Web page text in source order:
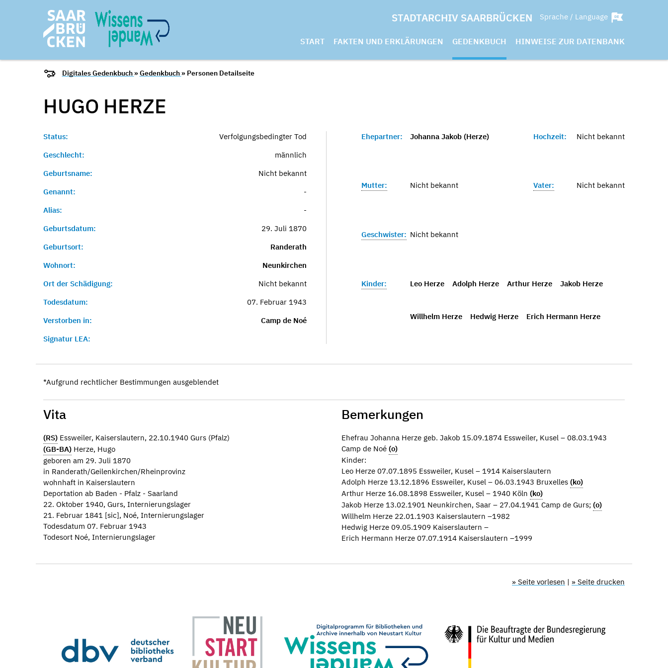
STADTARCHIV SAARBRÜCKEN Sprache / Language
START FAKTEN UND ERKLÄRUNGEN GEDENKBUCH HINWEISE ZUR DATENBANK
Digitales Gedenkbuch »Gedenkbuch » Personen Detailseite
HUGO HERZE
Status:
Verfolgungsbedingter Tod
Geschlecht:
männlich
Geburtsname:
Nicht bekannt
Genannt:
-
Alias:
-
Geburtsdatum:
29. Juli 1870
Geburtsort:
Randerath
Wohnort:
Neunkirchen
Ort der Schädigung:
Nicht bekannt
Todesdatum:
07. Februar 1943
Verstorben in:
Camp de Noé
Signatur LEA:
Ehepartner: Johanna Jakob (Herze) Hochzeit: Nicht bekannt
Mutter: Nicht bekannt Vater: Nicht bekannt
Geschwister: Nicht bekannt
Kinder: Leo Herze Adolph Herze Arthur Herze Jakob Herze
Willhelm Herze Hedwig Herze Erich Hermann Herze
*Aufgrund rechtlicher Bestimmungen ausgeblendet
Vita
(RS) Essweiler, Kaiserslautern, 22.10.1940 Gurs (Pfalz)
(GB-BA) Herze, Hugo
geboren am 29. Juli 1870
in Randerath/Geilenkirchen/Rheinprovinz
wohnhaft in Kaiserslautern
Deportation ab Baden - Pfalz - Saarland
22. Oktober 1940, Gurs, Internierungslager
21. Februar 1841 [sic], Noé, Internierungslager
Todesdatum 07. Februar 1943
Todesort Noé, Internierungslager
Bemerkungen
Ehefrau Johanna Herze geb. Jakob 15.09.1874 Essweiler, Kusel – 08.03.1943
Camp de Noé (o)
Kinder:
Leo Herze 07.07.1895 Essweiler, Kusel – 1914 Kaiserslautern
Adolph Herze 13.12.1896 Essweiler, Kusel – 06.03.1943 Bruxelles (ko)
Arthur Herze 16.08.1898 Essweiler, Kusel – 1940 Köln (ko)
Jakob Herze 13.02.1901 Neunkirchen, Saar – 27.04.1941 Camp de Gurs; (o)
Willhelm Herze 22.01.1903 Kaiserslautern –1982
Hedwig Herze 09.05.1909 Kaiserslautern –
Erich Hermann Herze 07.07.1914 Kaiserslautern –1999
» Seite vorlesen | » Seite drucken